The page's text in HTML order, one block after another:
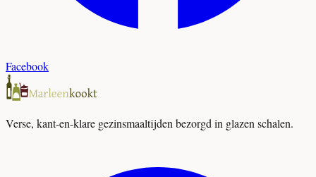
Facebook
Verse, kant-en-klare gezinsmaaltijden bezorgd in glazen schalen.